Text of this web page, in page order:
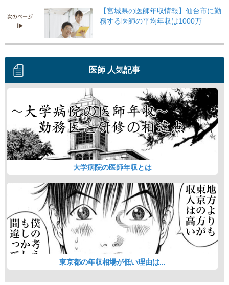
【宮城県の医師年収情報】仙台市に勤
務する医師の平均年収は1000万
医師 人気記事
大学病院の医師年収とは
東京都の年収相場が低い理由は...